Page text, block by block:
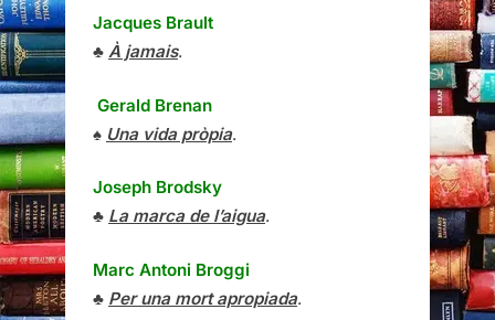
Jacques Brault
♣ À jamais.
Gerald Brenan
♠ Una vida pròpia.
Joseph Brodsky
♣ La marca de l’aigua.
Marc Antoni Broggi
♣ Per una mort apropiada.